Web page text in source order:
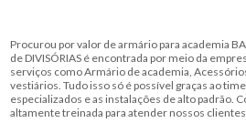
Procurou por valor de armário para academia
de DIVISÓRIAS é encontrada por meio da
serviços como Armário de academia,
vestiários. Tudo isso só é possível graças ao
especializados e as instalações de alto padrão.
altamente treinada para atender nossos